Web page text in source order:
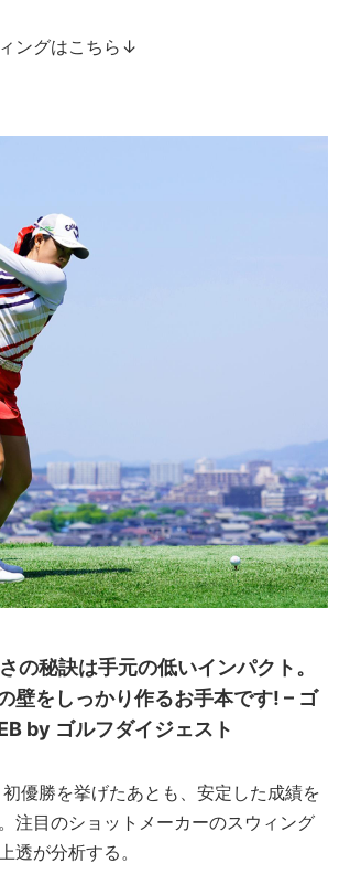
ングはこちら↓
の秘訣は手元の低いインパクト。
壁をしっかり作るお手本です! – ゴ
by ゴルフダイジェスト
優勝を挙げたあとも、安定した成績を
注目のショットメーカーのスウィング
透が分析する。